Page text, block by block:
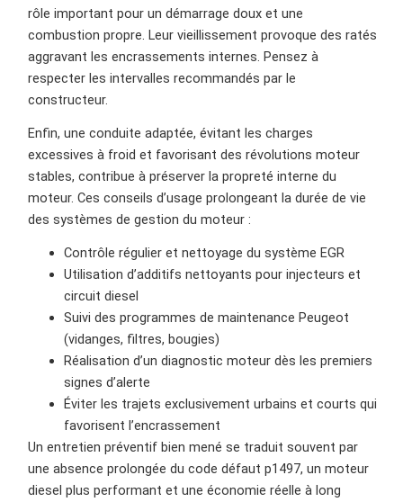
rôle important pour un démarrage doux et une
combustion propre. Leur vieillissement provoque des ratés
aggravant les encrassements internes. Pensez à
respecter les intervalles recommandés par le
constructeur.
Enfin, une conduite adaptée, évitant les charges
excessives à froid et favorisant des révolutions moteur
stables, contribue à préserver la propreté interne du
moteur. Ces conseils d’usage prolongeant la durée de vie
des systèmes de gestion du moteur :
Contrôle régulier et nettoyage du système EGR
Utilisation d’additifs nettoyants pour injecteurs et
circuit diesel
Suivi des programmes de maintenance Peugeot
(vidanges, filtres, bougies)
Réalisation d’un diagnostic moteur dès les premiers
signes d’alerte
Éviter les trajets exclusivement urbains et courts qui
favorisent l’encrassement
Un entretien préventif bien mené se traduit souvent par
une absence prolongée du code défaut p1497, un moteur
diesel plus performant et une économie réelle à long